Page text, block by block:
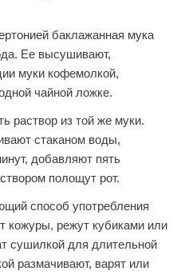
баклажанная мука
Ее высушивают,
муки кофемолкой,
чайной ложке.
раствор из той же муки.
стаканом воды,
добавляют пять
полощут рот.
способ употребления
кожуры, режут кубиками или
сушилкой для длительной
размачивают, варят или